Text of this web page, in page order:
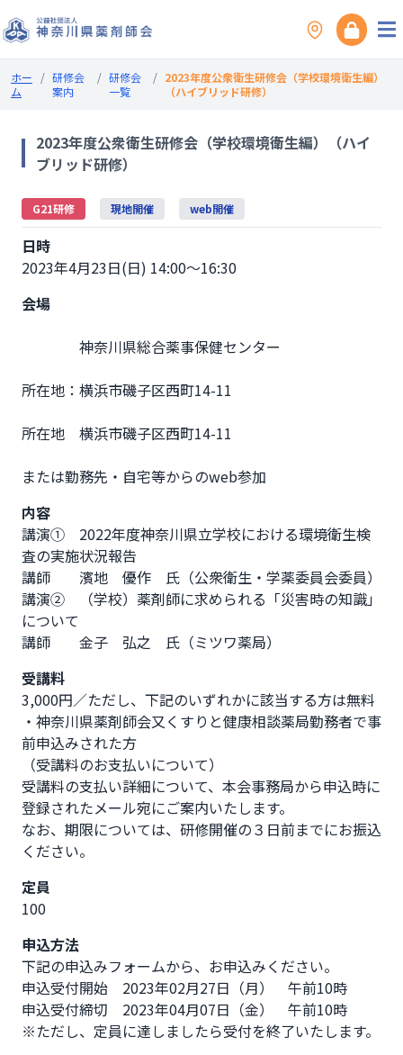
ホー
ム
/ 研修会
案内
/ 研修会
一覧
/ 2023年度公衆衛生研修会（学校環境衛生編）
（ハイブリッド研修）
2023年度公衆衛生研修会（学校環境衛生編）（ハイ
ブリッド研修）
G21研修 現地開催 web開催
日時
2023年4月23日(日) 14:00～16:30
会場
所在地：横浜市磯子区西町14-11
所在地　横浜市磯子区西町14-11
または勤務先・自宅等からのweb参加
内容
講演①　2022年度神奈川県立学校における環境衛生検
査の実施状況報告
講師　　濱地　優作　氏（公衆衛生・学薬委員会委員）
講演②　（学校）薬剤師に求められる「災害時の知識」
について
講師　　金子　弘之　氏（ミツワ薬局）
受講料
3,000円／ただし、下記のいずれかに該当する方は無料
・神奈川県薬剤師会又くすりと健康相談薬局勤務者で事
前申込みされた方
（受講料のお支払いについて）
受講料の支払い詳細について、本会事務局から申込時に
登録されたメール宛にご案内いたします。
なお、期限については、研修開催の３日前までにお振込
ください。
定員
100
申込方法
下記の申込みフォームから、お申込みください。
申込受付開始　2023年02月27日（月）　午前10時
申込受付締切　2023年04月07日（金）　午前10時
※ただし、定員に達しましたら受付を終了いたします。